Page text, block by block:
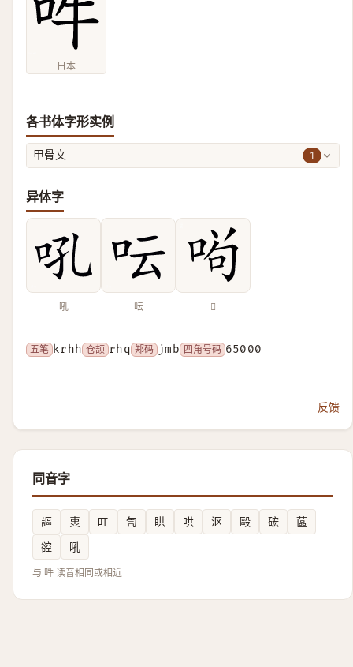
日本
各书体字形实例
甲骨文 1
异体字
吼 呍 𠴣
五笔 krhh 仓颉 rhq 郑码 jmb 四角号码 65000
反馈
同音字
謳 軣 叿 訇 䀧 哄 沤 毆 硡
蓲
谾
吼
与 吽 读音相同或相近